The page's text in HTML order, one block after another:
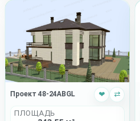
Проект 48-24ABGL ❤ ⇄
ПЛОЩАДЬ